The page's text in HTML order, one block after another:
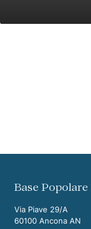
Base
Via Piave 29/A
60100 Ancona AN